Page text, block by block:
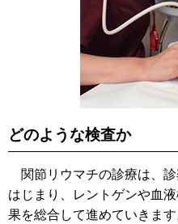
どのような検査か
関節リウマチの診療は、
はじまり、レントゲンや血
果を総合して進めていきま